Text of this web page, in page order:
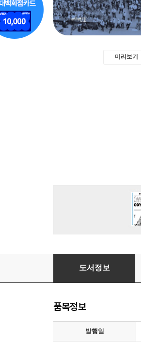
미리보기
노래로 읽는 미국 근현대사
도서정보
품목정보
발행일